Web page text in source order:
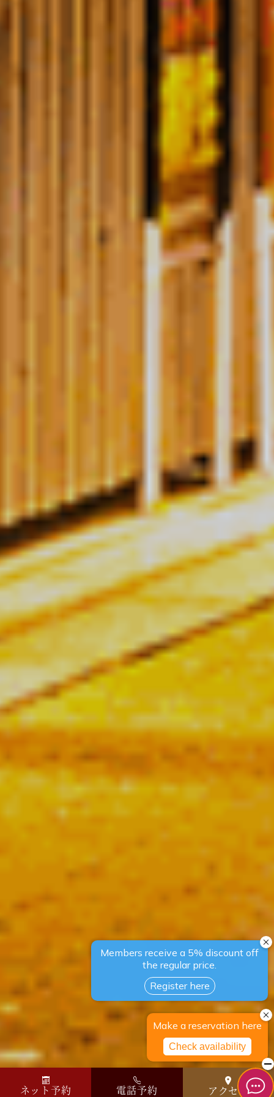
ネット予約 電話予約 アクセス